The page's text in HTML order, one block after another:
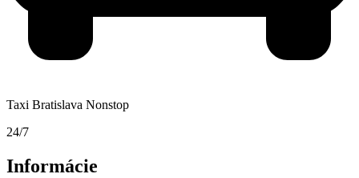
Taxi Bratislava Nonstop
24/7
Informácie